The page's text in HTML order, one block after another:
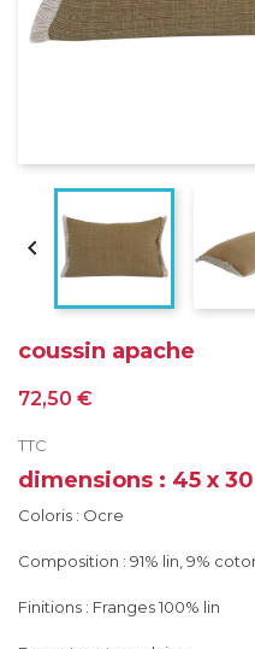

coussin apache
72,50 €
TTC
dimensions : 45 x
Coloris : Ocre
Composition : 91% lin, 9%
Finitions : Franges 100% lin